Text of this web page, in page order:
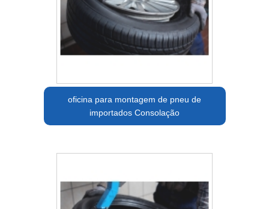
oficina para montagem de pneu de
importados Consolação